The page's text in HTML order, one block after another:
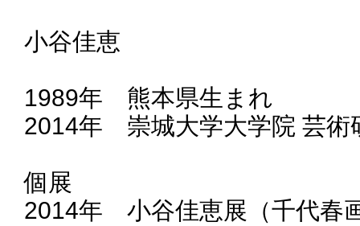
小谷佳恵
1989年 熊本県生まれ
2014年 崇城大学大学院 芸術
個展
2014年 小谷佳恵展（千代春